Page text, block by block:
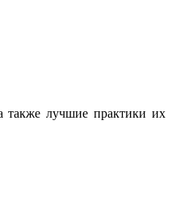
также лучшие практики их